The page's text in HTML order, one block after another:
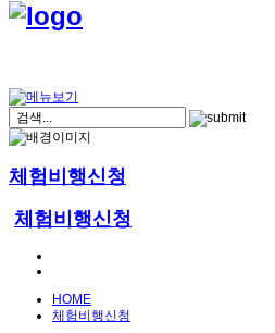
체험비행신청
체험비행신청
HOME
체험비행신청